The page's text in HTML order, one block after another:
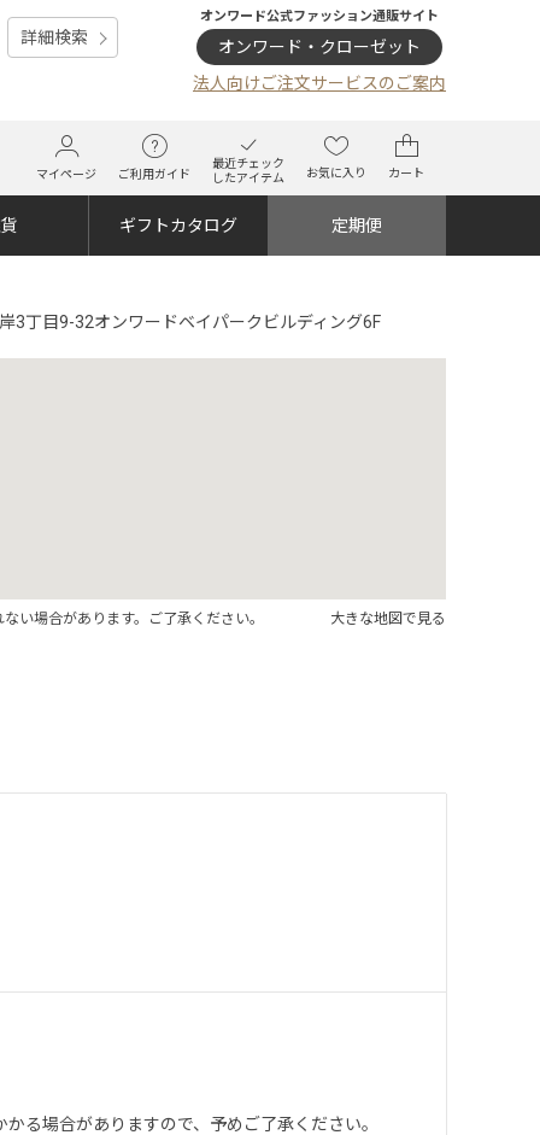
詳細検索
オンワード公式ファッション通販サイト
オンワード・クローゼット
法人向けご注文サービスのご案内
マイページ ご利用ガイド
最近チェック
したアイテム
お気に入り カート
ギフトカタログ 定期便
3丁目9-32オンワードベイパークビルディング6F
い場合があります。ご了承ください。 大きな地図で見る
る場合がありますので、予めご了承ください。